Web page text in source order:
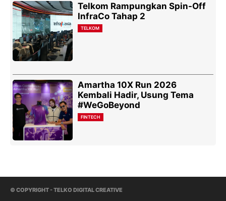
Telkom Rampungkan Spin-Off
InfraCo Tahap 2
TELKOM
Amartha 10X Run 2026
Kembali Hadir, Usung Tema
#WeGoBeyond
FINTECH
© COPYRIGHT - TELKO DIGITAL CREATIVE